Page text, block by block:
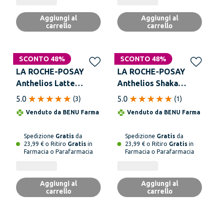
Aggiungi al
carrello
Aggiungi al
carrello
SCONTO 48%
LA ROCHE-POSAY
Anthelios Latte
Solare SPF 30+ Paper
5.0 (3)
Venduto da BENU Farma
Spedizione Gratis da
23,99 € o Ritiro Gratis in
Farmacia o Parafarmacia
Aggiungi al
carrello
SCONTO 48%
LA ROCHE-POSAY
Anthelios Shaka
Invisibile SPF 50+
5.0 (1)
Venduto da BENU Farma
Spedizione Gratis da
23,99 € o Ritiro Gratis in
Farmacia o Parafarmacia
Aggiungi al
carrello